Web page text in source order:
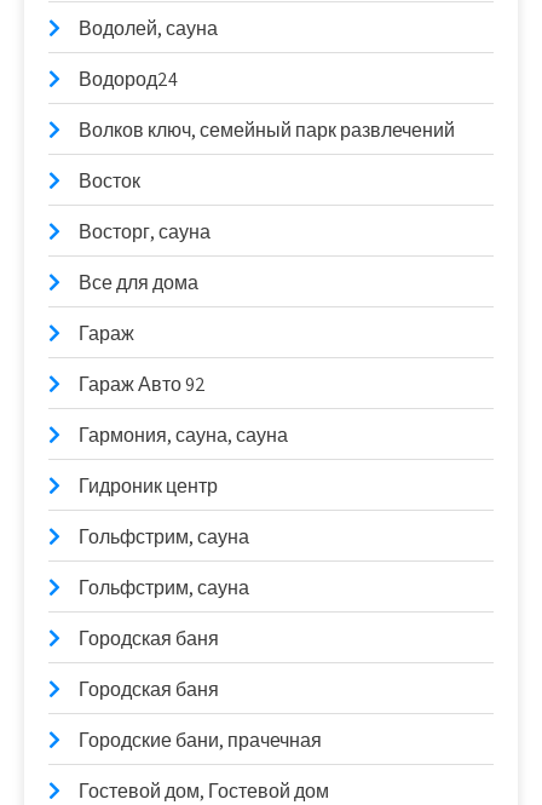
Водолей, сауна
Водород24
Волков ключ, семейный парк развлечений
Восток
Восторг, сауна
Все для дома
Гараж
Гараж Авто 92
Гармония, сауна, сауна
Гидроник центр
Гольфстрим, сауна
Гольфстрим, сауна
Городская баня
Городская баня
Городские бани, прачечная
Гостевой дом, Гостевой дом